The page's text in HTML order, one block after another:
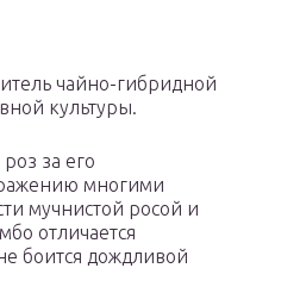
чайно-гибридной
культуры.
за его
многими
мучнистой росой и
отличается
боится дождливой